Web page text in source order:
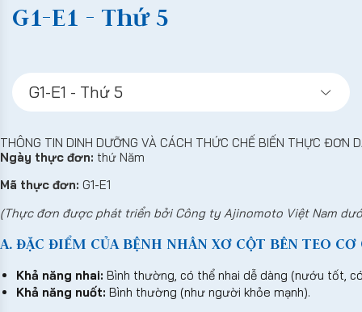
G1-E1 - Thứ 5
THÔNG TIN DINH DƯỠNG VÀ CÁCH THỨC CHẾ BIẾN THỰC ĐƠN
Ngày thực đơn: thứ Năm
Mã thực đơn: G1-E1
(Thực đơn được phát triển bởi Công ty Ajinomoto Việt Nam
A. ĐẶC ĐIỂM CỦA BỆNH NHÂN XƠ CỘT BÊN TEO
Khả năng nhai: Bình thường, có thể nhai dễ dàng (nướu tốt,
Khả năng nuốt: Bình thường (như người khỏe mạnh).